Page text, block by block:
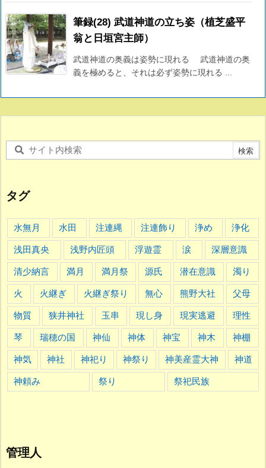
筆録(28) 武道神道の立ち姿（植芝盛平
翁と日垣宮主師）
武道神道の奥義は姿勢に現れる 武道神道の奥
義を極めると、それは必ず姿勢に現れる ...
タグ
水無月 水田 注連縄 注連飾り 浄め 浄化
浅田真央 浅野内匠頭 浮遊霊 涙 深層意識
清少納言 満月 満月祭 源氏 潜在意識 濁り
火 火継ぎ 火継ぎ祭り 無心 熊野大社 父母
物質 狭井神社 玉串 現し身 現実逃避 理性
琴 瑞穂の国 神仙 神体 神宝 神木 神棚
神気 神社 神祀り 神祭り 神美産霊大神 神道
神頼み 祭り 祭祀民族
管理人